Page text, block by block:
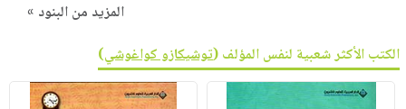
المزيد من البنود »
الكتب الأكثر شعبية لنفس المؤلف (توشيكازو كواغوشي)